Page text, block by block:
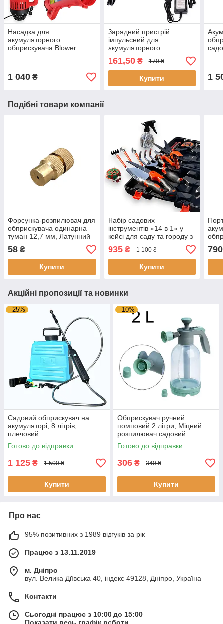
Насадка для
акумуляторного
обприскувача Blower
1 040 ₴
Зарядний пристрій
імпульсний для
акумуляторного
обприскувача,
заряджання для
електрообприскувачів
161,50₴ 170 ₴
Купити 1
Подібні товари компанії
Форсунка-розпилювач для
обприскувача одинарна
туман 12,7 мм, Латунний
обприскувача
58 ₴
Купити
Набір садових
інструментів «14 в 1» у
кейсі для саду та городу з
обприскувачем на 400 мл
935₴ 1 100 ₴
Купити
790
Акційні пропозиції та новинки
–25%
Садовий обприскувач на
акумуляторі, 8 літрів,
плечовий
електророзпилювач із
телескопічною штангою
Готово до відправки
1 125 ₴ 1 500 ₴
Купити
–10%
Обприскувач ручний
помповий 2 літри, Міцний
розпилювач садовий
механічний для дерев і саду
Готово до відправки
306 ₴ 340 ₴
Купити
Про нас
95% позитивних з 1989 відгуків за рік
Працює з 13.11.2019
м. Дніпро
вул. Велика Діївська 40, індекс 49128, Дніпро, Україна
Контакти
Сьогодні працює з 10:00 до 15:00
Показати весь графік роботи